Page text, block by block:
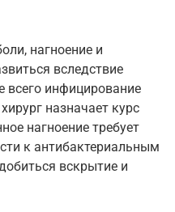
нагноение и
вследствие
всего инфицирование
назначает курс
нагноение требует
к антибактериальным
вскрытие и